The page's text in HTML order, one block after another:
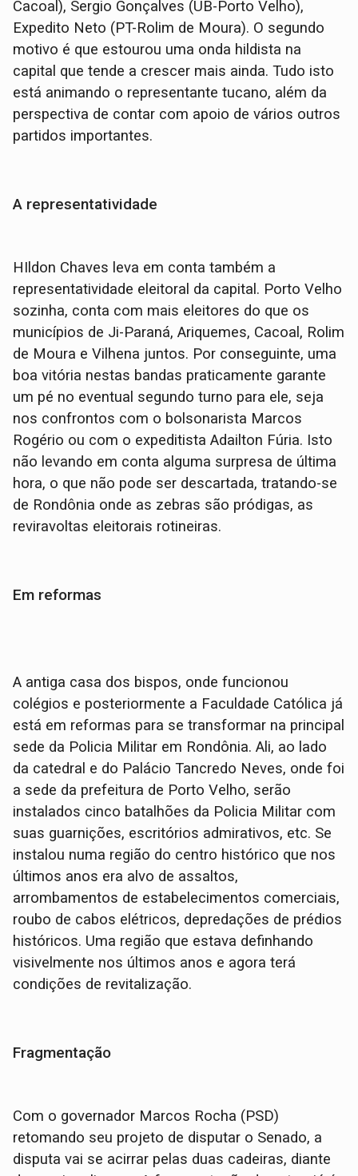
Cacoal), Sergio Gonçalves (UB-Porto Velho),
Expedito Neto (PT-Rolim de Moura). O segundo
motivo é que estourou uma onda hildista na
capital que tende a crescer mais ainda. Tudo isto
está animando o representante tucano, além da
perspectiva de contar com apoio de vários outros
partidos importantes.
A representatividade
HIldon Chaves leva em conta também a
representatividade eleitoral da capital. Porto Velho
sozinha, conta com mais eleitores do que os
municípios de Ji-Paraná, Ariquemes, Cacoal, Rolim
de Moura e Vilhena juntos. Por conseguinte, uma
boa vitória nestas bandas praticamente garante
um pé no eventual segundo turno para ele, seja
nos confrontos com o bolsonarista Marcos
Rogério ou com o expeditista Adailton Fúria. Isto
não levando em conta alguma surpresa de última
hora, o que não pode ser descartada, tratando-se
de Rondônia onde as zebras são pródigas, as
reviravoltas eleitorais rotineiras.
Em reformas
A antiga casa dos bispos, onde funcionou
colégios e posteriormente a Faculdade Católica já
está em reformas para se transformar na principal
sede da Policia Militar em Rondônia. Ali, ao lado
da catedral e do Palácio Tancredo Neves, onde foi
a sede da prefeitura de Porto Velho, serão
instalados cinco batalhões da Policia Militar com
suas guarnições, escritórios admirativos, etc. Se
instalou numa região do centro histórico que nos
últimos anos era alvo de assaltos,
arrombamentos de estabelecimentos comerciais,
roubo de cabos elétricos, depredações de prédios
históricos. Uma região que estava definhando
visivelmente nos últimos anos e agora terá
condições de revitalização.
Fragmentação
Com o governador Marcos Rocha (PSD)
retomando seu projeto de disputar o Senado, a
disputa vai se acirrar pelas duas cadeiras, diante